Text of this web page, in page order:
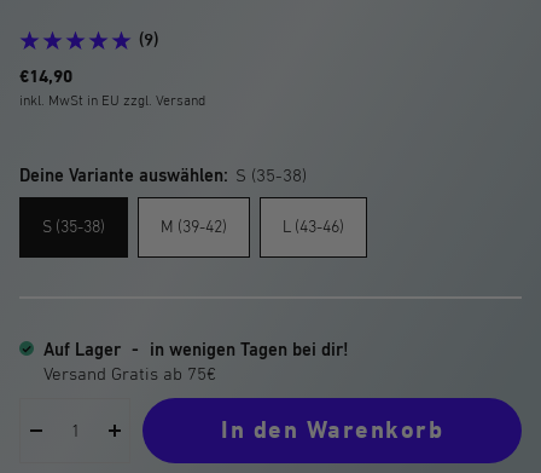
(9)
Angebotspreis
€14,90
inkl. MwSt in EU zzgl. Versand
Deine Variante auswählen: S (35-38)
S (35-38) M (39-42) L (43-46)
Auf Lager - in wenigen Tagen bei dir!
Menge
Menge
In den Warenkorb